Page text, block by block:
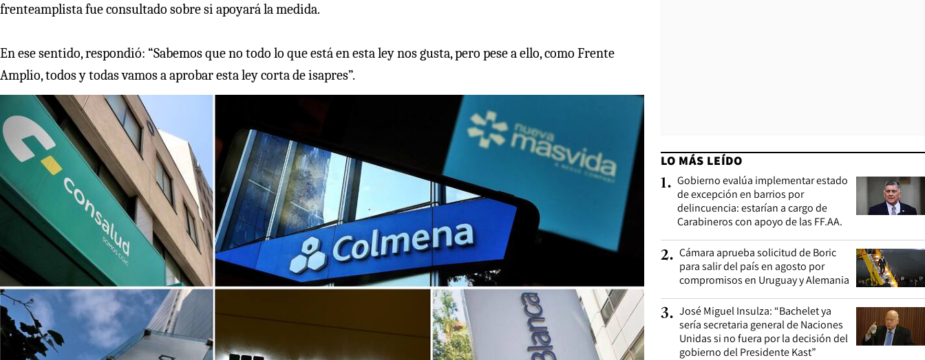
frenteamplista fue consultado sobre si apoyará la medida.
En ese sentido, respondió: “Sabemos que no todo lo que está en esta ley nos gusta, pero pese a ello, como Frente
Amplio, todos y todas vamos a aprobar esta ley corta de isapres”.
LO MÁS LEÍDO
1. Gobierno evalúa implementar estado
de excepción en barrios por
delincuencia: estarían a cargo de
Carabineros con apoyo de las FF.AA.
2. Cámara aprueba solicitud de Boric
para salir del país en agosto por
compromisos en Uruguay y Alemania
3. José Miguel Insulza: “Bachelet ya
sería secretaria general de Naciones
Unidas si no fuera por la decisión del
gobierno del Presidente Kast”